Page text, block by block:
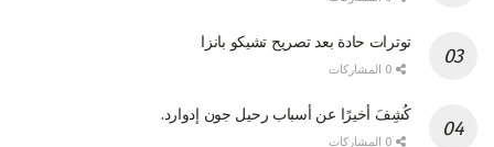
توترات حادة بعد تصريح تشيكو بانزا
كُشِفَ أخيرًا عن أسباب رحيل جون إدوارد.